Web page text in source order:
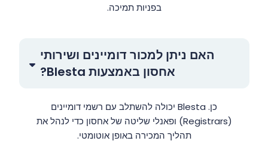
בפניות תמיכה.
האם ניתן למכור דומיינים ושירותי
אחסון באמצעות Blesta?
כן. Blesta יכולה להשתלב עם רשמי דומיינים
(Registrars) ופאנלי שליטה של אחסון כדי לנהל את
תהליך המכירה באופן אוטומטי.